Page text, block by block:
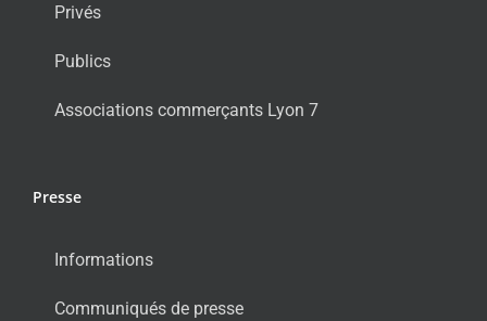
Privés
Publics
Associations commerçants Lyon 7
Presse
Informations
Communiqués de presse